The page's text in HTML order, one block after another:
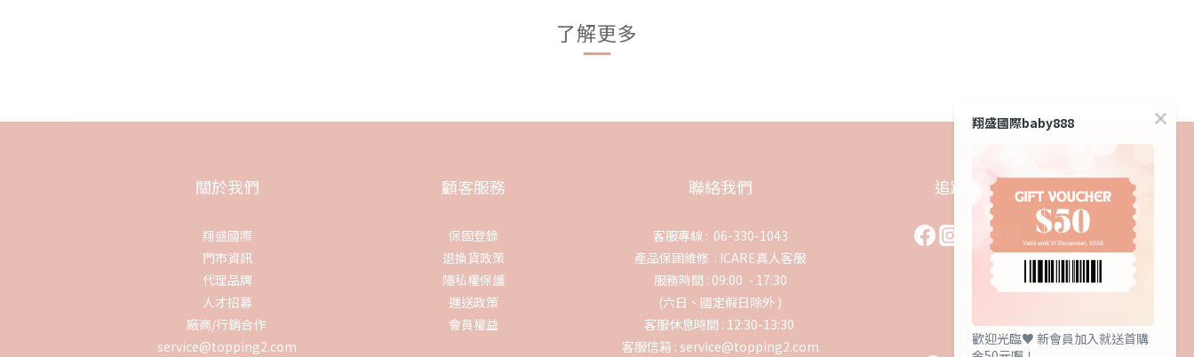
了解更多
關於我們
翔盛國際
門市資訊
代理品牌
人才招募
廠商/行銷合作
service@topping2.com
顧客服務
保固登錄
退換貨政策
隱私權保護
運送政策
會員權益
聯絡我們
客服專線 : 06-330-1043
產品保固維修 : ICARE真人客服
服務時間 : 09:00 - 17:30
(六日、國定假日除外 )
客服休息時間 : 12:30-13:30
客服信箱 : service@topping2.com
追蹤我們
翔盛國際baby888
歡迎光臨♥️ 新會員加入就送首購